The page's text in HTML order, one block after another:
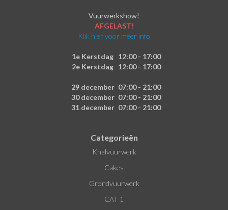
Vuurwerkshow!
AFGELAST!
Klik hier voor meer info
1e Kerstdag 12:00 - 17:00
2e Kerstdag 12:00 - 17:00
29 december 07:00 - 21:00
30 december 07:00 - 21:00
31 december 07:00 - 21:00
Categorieën
Knalvuurwerk
Cakes
Grondvuurwerk
CAT 1